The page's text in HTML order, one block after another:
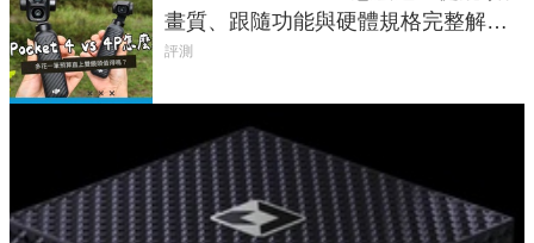
畫質、跟隨功能與硬體規格完整解
析，一次看懂兩台差異
評測